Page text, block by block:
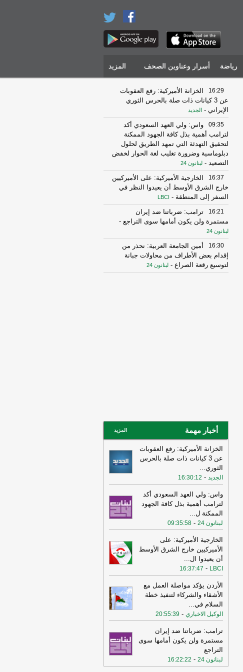
رياضة أسرار وعناوين الصحف المزيد
16:29
الخزانة الأميركية: رفع العقوبات
عن 3 كيانات ذات صلة بالحرس الثوري
الإيراني - الجديد
09:35
واس: ولي العهد السعودي أكد
لترامب أهمية بذل كافة الجهود الممكنة
لتحقيق التهدئة التي تمهد الطريق لحلول
دبلوماسية وضرورة تغليب لغة الحوار لخفض
التصعيد - لبنانون 24
16:37
الخارجية الأميركية: على الأميركيين
خارج الشرق الأوسط أن يعيدوا النظر في
السفر إلى المنطقة -
LBCI
16:21
ترامب: ضرباتنا ضد إيران
مستمرة ولن يكون أمامها سوى التراجع -
لبنانون 24
16:30
أمين الجامعة العربية: نحذر من
إقدام بعض الأطراف من محاولات جبانة
لتوسيع رقعة الصراع - لبنانون 24
14:45
فُجرت بلغم بحري في هرمز انحرفت عن
المسار الذي حددته إيران
11:08
عراقجي: واشنطن كانت تسعى
إلى دفع الأمور نحو التصعيد وهي التي
انتهكت الاتفاق وأوصلت الأمور إلى الوضع
10:29
عراقجي: لم نلحظ أي حسن نية
في سلوك الولايات المتحدة
16:59
عراقجي: لن نقبل بوقف إطلاق نار
مؤقت ولن يُطرح هذا الأمر ما لم تُلبَّ
مطالبنا بشأن مضيق هرمز- لبنانون 24
12:31
الأردن تعلن اعتراض 4 صواريخ
إيرانية وسقوط 2 في مناطق خالية
عاجل الإلكترونية
19:02
‏الخارجية الأردنية للقائم بالأعمال
الإيراني: هناك بيانات إيرانية رسمية
تحريضية ضد الأردن ⁧‫ -لبنانون 24
15:57
وزير الدفاع الإسرائيلي: إذا
هاجمتنا إيران فسنرد ونهاجمها بشكل
مستقل-
15:55
وزير الخارجية الإيراني: اختراق
أخبار مهمة المزيد
الخزانة الأميركية: رفع العقوبات
عن 3 كيانات ذات صلة بالحرس
الثوري...
الجديد -
16:30:12
واس: ولي العهد السعودي أكد
لترامب أهمية بذل كافة الجهود
الممكنة ل...
لبنانون 24 -
09:35:58
الخارجية الأميركية: على
الأميركيين خارج الشرق الأوسط
أن يعيدوا ال...
LBCI
-
16:37:47
الأردن يؤكد مواصلة العمل مع
الأشقاء والشركاء لتنفيذ خطة
السلام في...
الوكيل الاخباري -
20:55:39
ترامب: ضرباتنا ضد إيران
مستمرة ولن يكون أمامها سوى
التراجع
لبنانون 24 -
16:22:22